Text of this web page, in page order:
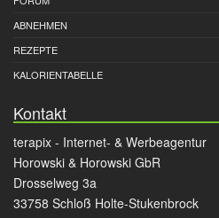
ABNEHMEN
REZEPTE
KALORIENTABELLE
Kontakt
terapix - Internet- & Werbeagentur
Horowski & Horowski GbR
Drosselweg 3a
33758 Schloß Holte-Stukenbrock